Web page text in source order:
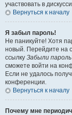
участвовать в
Вернуться к началу
Я забыл пароль!
Не паникуйте! Хотя
новый. Перейдите на
ссылку Забыли
сможете войти на
Если не удалось
конференции.
Вернуться к началу
Почему мне